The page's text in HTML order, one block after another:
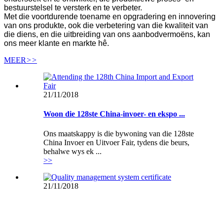
bestuurstelsel te versterk en te verbeter.
Met die voortdurende toename en opgradering en innovering
van ons produkte, ook die verbetering van die kwaliteit van
die diens, en die uitbreiding van ons aanbodvermoëns, kan
ons meer klante en markte hê.
MEER>>
21/11/2018
Woon die 128ste China-invoer- en ekspo ...
Ons maatskappy is die bywoning van die 128ste
China Invoer en Uitvoer Fair, tydens die beurs,
behalwe wys ek ...
>>
21/11/2018